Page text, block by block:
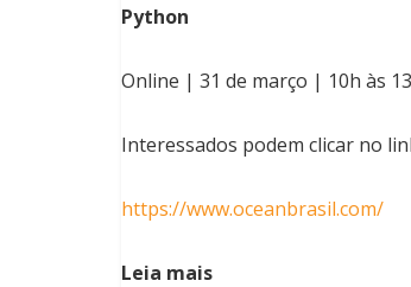
Python
Online | 31 de março | 10h às
Interessados podem clicar no
https://www.oceanbrasil.com/
Leia mais